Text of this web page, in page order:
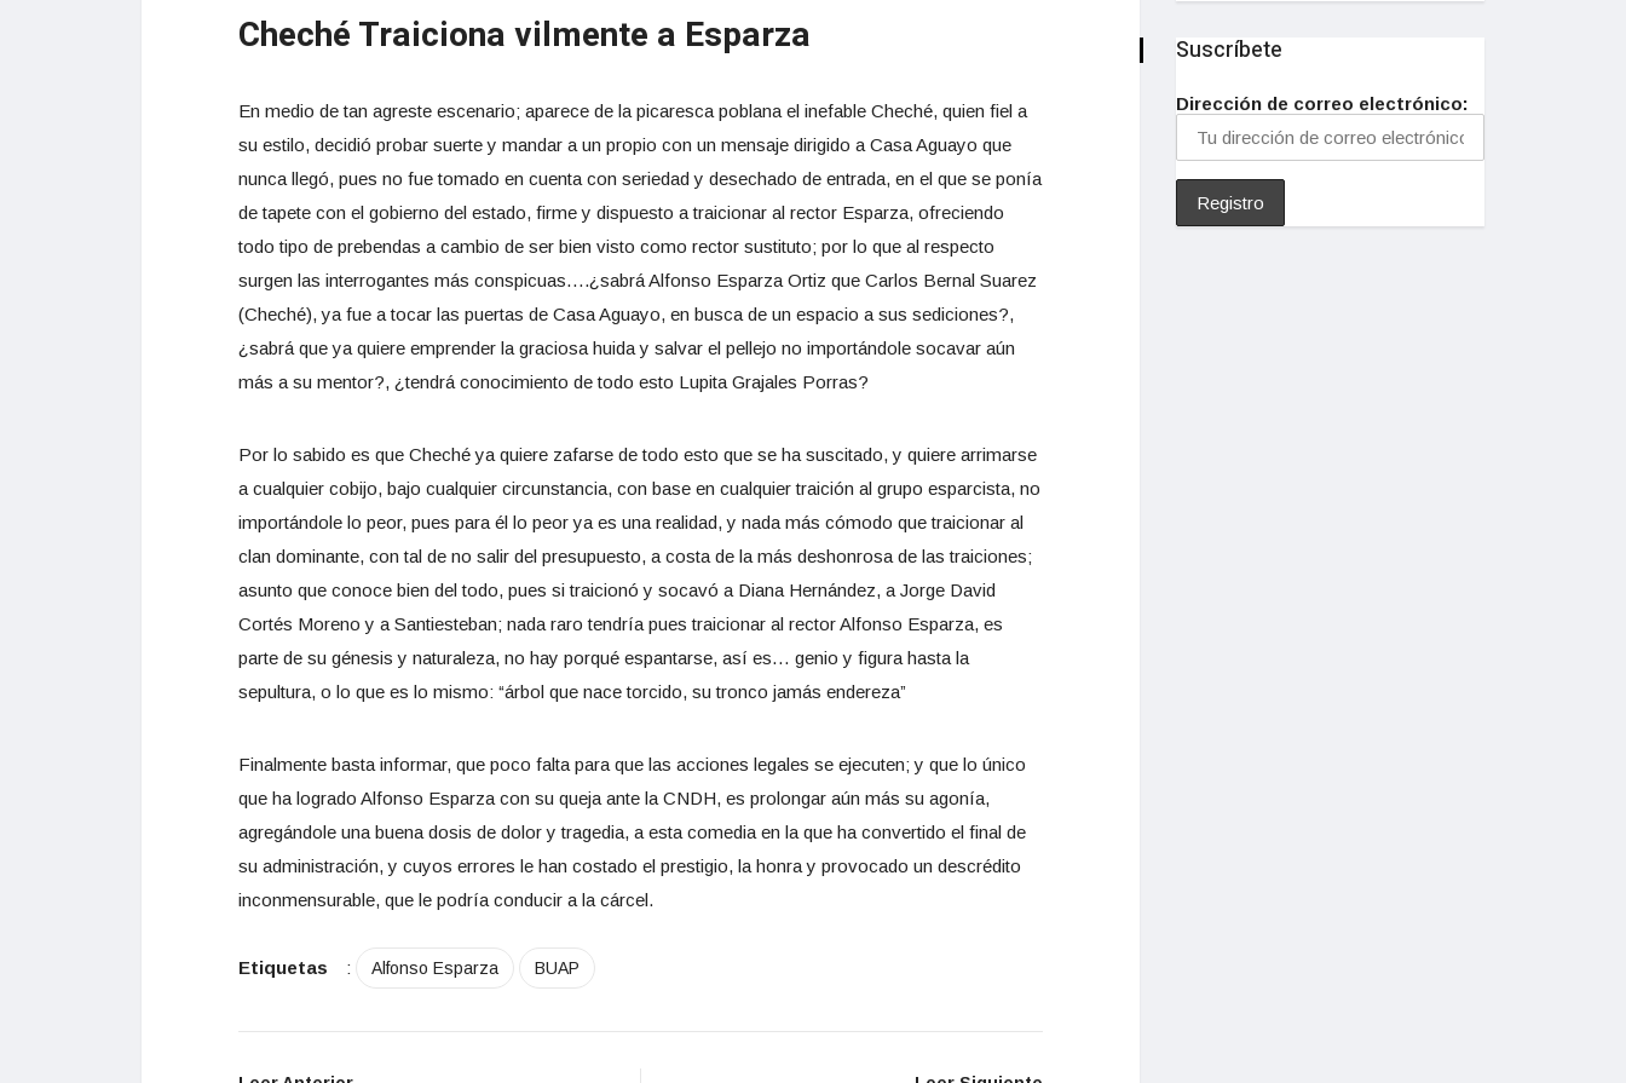
Cheché Traiciona vilmente a Esparza
En medio de tan agreste escenario; aparece de la picaresca poblana el inefable Cheché, quien fiel a
su estilo, decidió probar suerte y mandar a un propio con un mensaje dirigido a Casa Aguayo que
nunca llegó, pues no fue tomado en cuenta con seriedad y desechado de entrada, en el que se ponía
de tapete con el gobierno del estado, firme y dispuesto a traicionar al rector Esparza, ofreciendo
todo tipo de prebendas a cambio de ser bien visto como rector sustituto; por lo que al respecto
surgen las interrogantes más conspicuas….¿sabrá Alfonso Esparza Ortiz que Carlos Bernal Suarez
(Cheché), ya fue a tocar las puertas de Casa Aguayo, en busca de un espacio a sus sediciones?,
¿sabrá que ya quiere emprender la graciosa huida y salvar el pellejo no importándole socavar aún
más a su mentor?, ¿tendrá conocimiento de todo esto Lupita Grajales Porras?
Por lo sabido es que Cheché ya quiere zafarse de todo esto que se ha suscitado, y quiere arrimarse
a cualquier cobijo, bajo cualquier circunstancia, con base en cualquier traición al grupo esparcista, no
importándole lo peor, pues para él lo peor ya es una realidad, y nada más cómodo que traicionar al
clan dominante, con tal de no salir del presupuesto, a costa de la más deshonrosa de las traiciones;
asunto que conoce bien del todo, pues si traicionó y socavó a Diana Hernández, a Jorge David
Cortés Moreno y a Santiesteban; nada raro tendría pues traicionar al rector Alfonso Esparza, es
parte de su génesis y naturaleza, no hay porqué espantarse, así es… genio y figura hasta la
sepultura, o lo que es lo mismo: “árbol que nace torcido, su tronco jamás endereza”
Finalmente basta informar, que poco falta para que las acciones legales se ejecuten; y que lo único
que ha logrado Alfonso Esparza con su queja ante la CNDH, es prolongar aún más su agonía,
agregándole una buena dosis de dolor y tragedia, a esta comedia en la que ha convertido el final de
su administración, y cuyos errores le han costado el prestigio, la honra y provocado un descrédito
inconmensurable, que le podría conducir a la cárcel.
Etiquetas : Alfonso Esparza BUAP
Suscríbete
Dirección de correo electrónico: